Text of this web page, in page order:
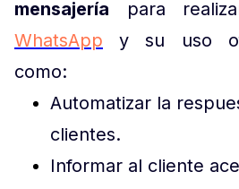
mensajería para
WhatsApp y su uso
como:
Automatizar la
clientes.
Informar al cliente